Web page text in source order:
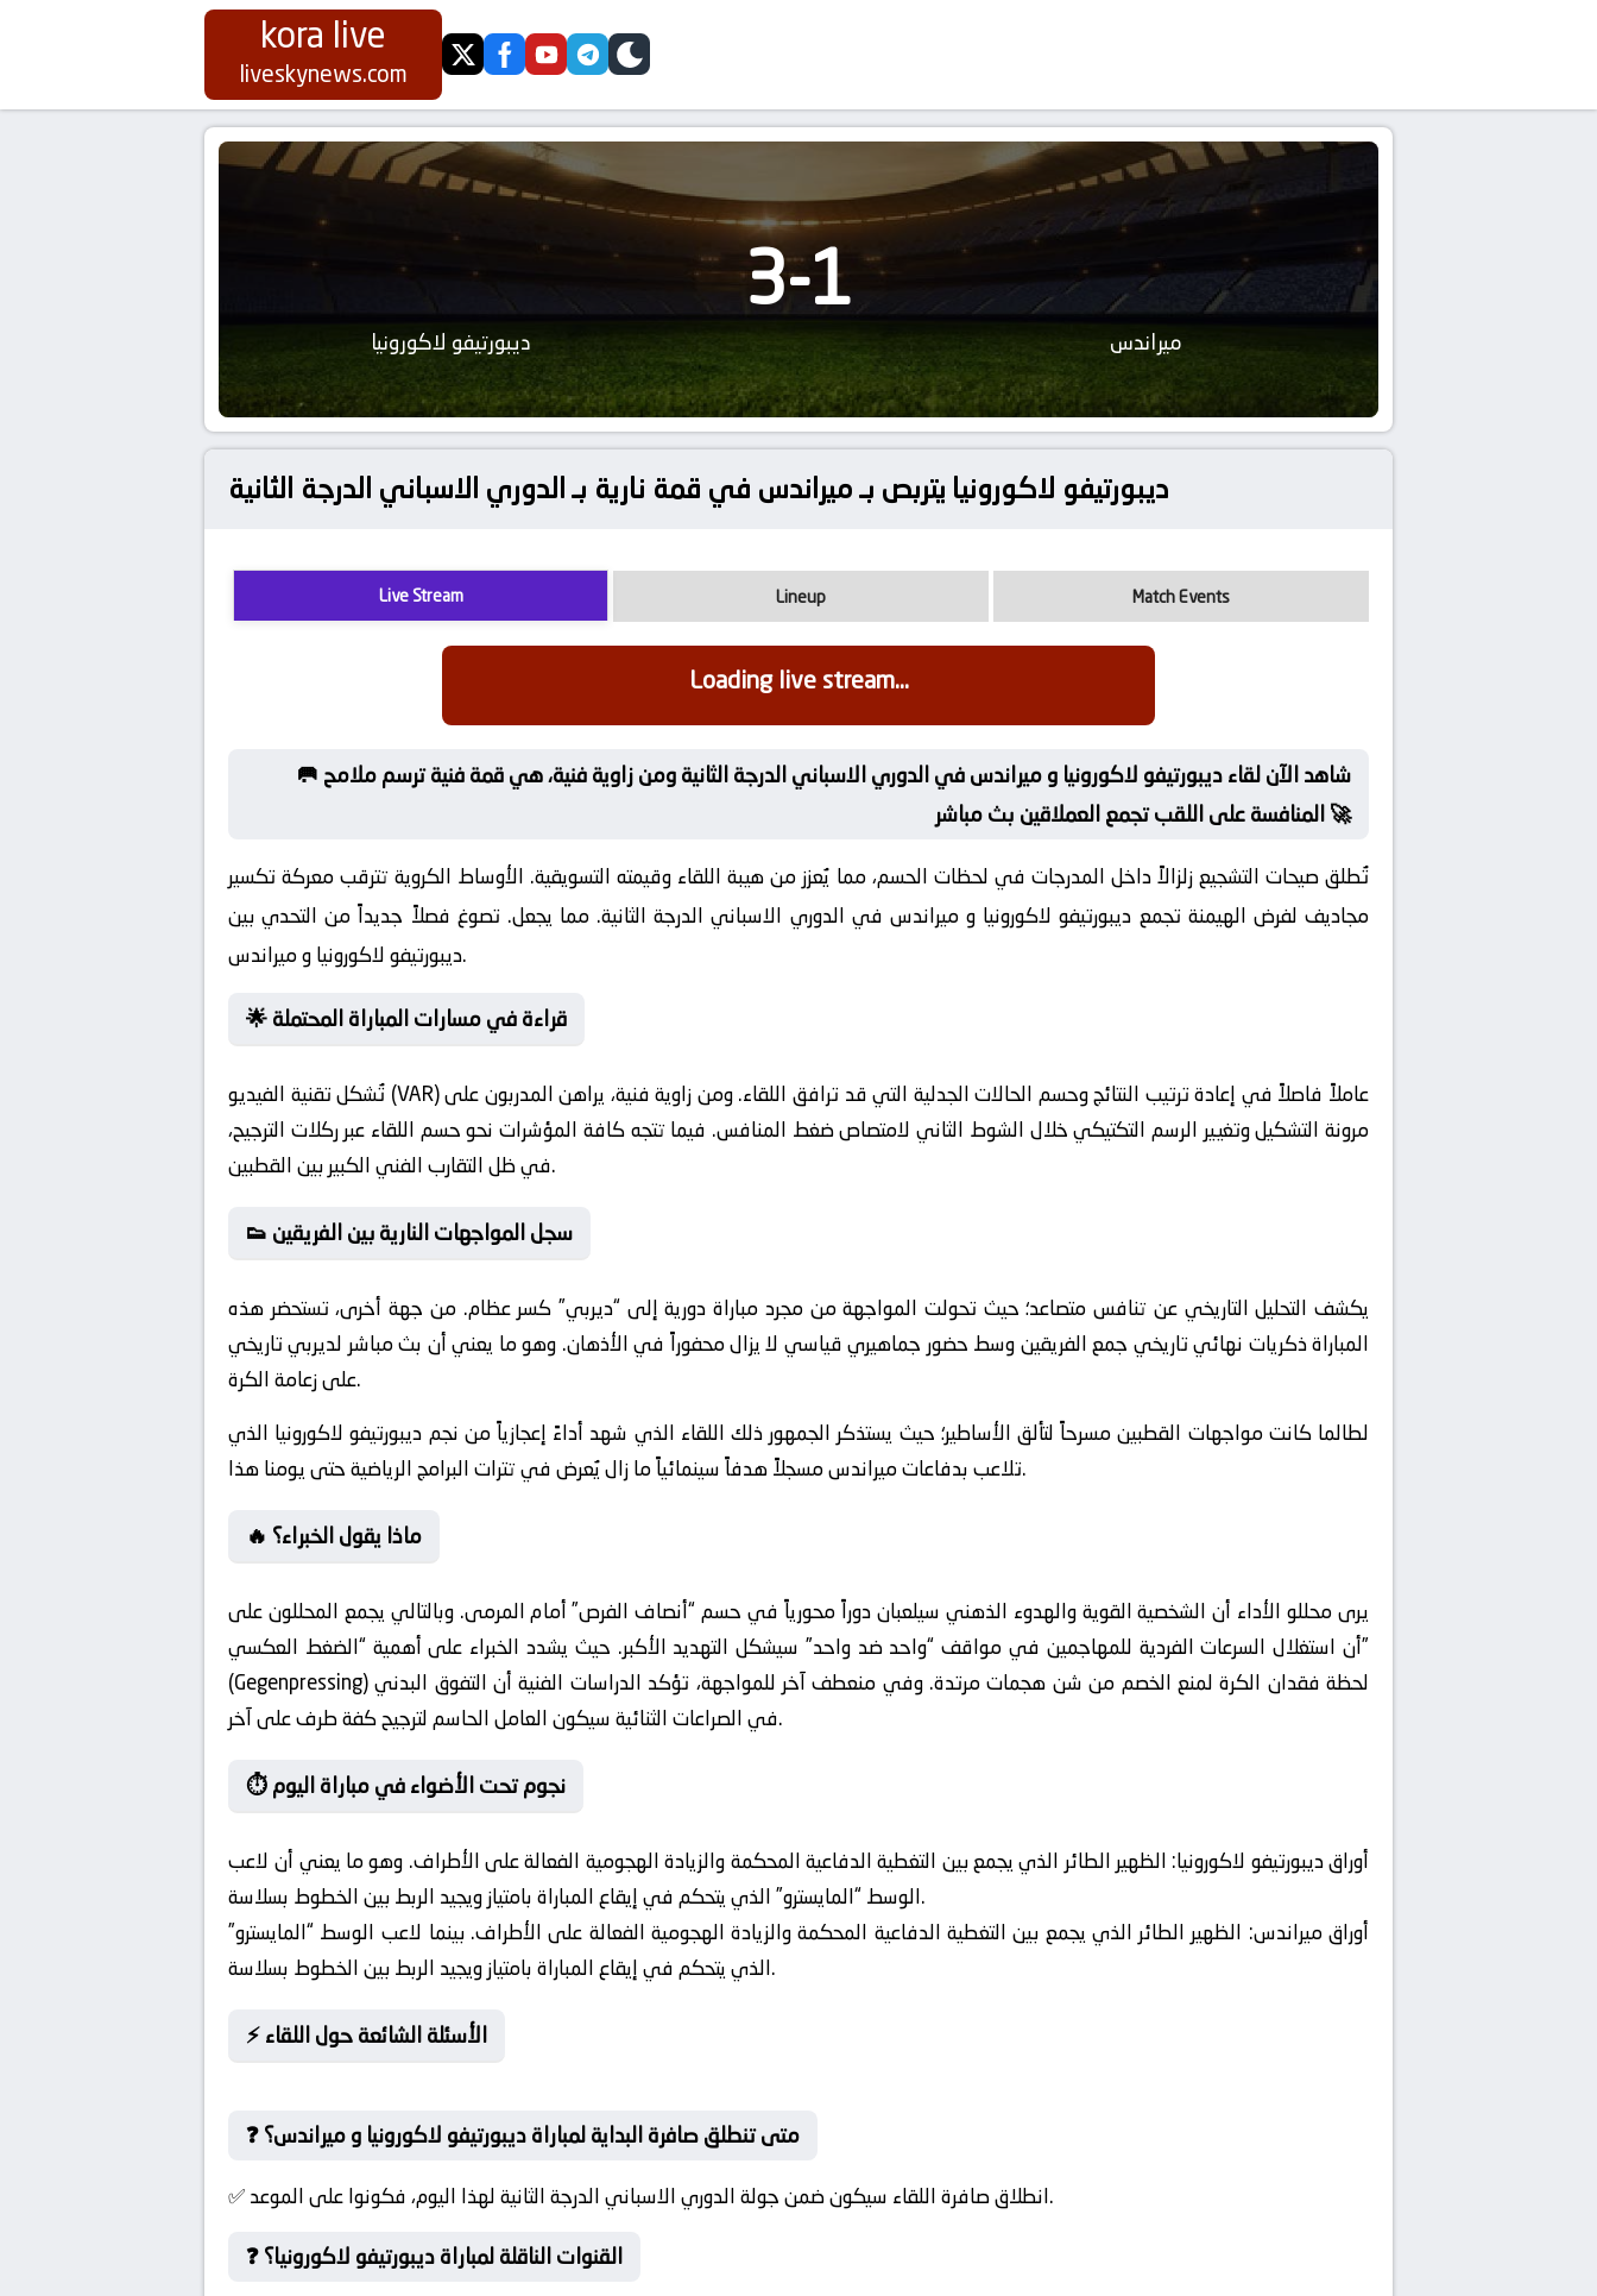
kora live
liveskynews.com twitterfacebookyoutubetelegram
skin
ديبورتيفو لاكورونيا
3-1
ميراندس
ديبورتيفو لاكورونيا يتربص بـ ميراندس في قمة نارية بـ الدوري الاسباني الدرجة الثانية
Live Stream Lineup Match Events
Loading live stream...
🥅 شاهد الآن لقاء ديبورتيفو لاكورونيا و ميراندس في الدوري الاسباني الدرجة الثانية ومن زاوية فنية، هي قمة فنية ترسم ملامح
المنافسة على اللقب تجمع العملاقين بث مباشر 🚀
تُطلق صيحات التشجيع زلزالاً داخل المدرجات في لحظات الحسم، مما يُعزز من هيبة اللقاء وقيمته التسويقية. الأوساط الكروية تترقب معركة تكسير
مجاديف لفرض الهيمنة تجمع ديبورتيفو لاكورونيا و ميراندس في الدوري الاسباني الدرجة الثانية. مما يجعل. تصوغ فصلاً جديداً من التحدي بين
ديبورتيفو لاكورونيا و ميراندس.
🌟 قراءة في مسارات المباراة المحتملة
تُشكل تقنية الفيديو (VAR) عاملاً فاصلاً في إعادة ترتيب النتائج وحسم الحالات الجدلية التي قد ترافق اللقاء. ومن زاوية فنية، يراهن المدربون على
مرونة التشكيل وتغيير الرسم التكتيكي خلال الشوط الثاني لامتصاص ضغط المنافس. فيما تتجه كافة المؤشرات نحو حسم اللقاء عبر ركلات الترجيح،
في ظل التقارب الفني الكبير بين القطبين.
👟 سجل المواجهات النارية بين الفريقين
يكشف التحليل التاريخي عن تنافس متصاعد؛ حيث تحولت المواجهة من مجرد مباراة دورية إلى “ديربي” كسر عظام. من جهة أخرى، تستحضر هذه
المباراة ذكريات نهائي تاريخي جمع الفريقين وسط حضور جماهيري قياسي لا يزال محفوراً في الأذهان. وهو ما يعني أن بث مباشر لديربي تاريخي
على زعامة الكرة.
لطالما كانت مواجهات القطبين مسرحاً لتألق الأساطير؛ حيث يستذكر الجمهور ذلك اللقاء الذي شهد أداءً إعجازياً من نجم ديبورتيفو لاكورونيا الذي
تلاعب بدفاعات ميراندس مسجلاً هدفاً سينمائياً ما زال يُعرض في تترات البرامج الرياضية حتى يومنا هذا.
🔥 ماذا يقول الخبراء؟
يرى محللو الأداء أن الشخصية القوية والهدوء الذهني سيلعبان دوراً محورياً في حسم “أنصاف الفرص” أمام المرمى. وبالتالي يجمع المحللون على
أن استغلال السرعات الفردية للمهاجمين في مواقف “واحد ضد واحد” سيشكل التهديد الأكبر. حيث يشدد الخبراء على أهمية “الضغط العكسي”
(Gegenpressing) لحظة فقدان الكرة لمنع الخصم من شن هجمات مرتدة. وفي منعطف آخر للمواجهة، تؤكد الدراسات الفنية أن التفوق البدني
في الصراعات الثنائية سيكون العامل الحاسم لترجيح كفة طرف على آخر.
⏱️ نجوم تحت الأضواء في مباراة اليوم
أوراق ديبورتيفو لاكورونيا: الظهير الطائر الذي يجمع بين التغطية الدفاعية المحكمة والزيادة الهجومية الفعالة على الأطراف. وهو ما يعني أن لاعب
الوسط “المايسترو” الذي يتحكم في إيقاع المباراة بامتياز ويجيد الربط بين الخطوط بسلاسة.
أوراق ميراندس: الظهير الطائر الذي يجمع بين التغطية الدفاعية المحكمة والزيادة الهجومية الفعالة على الأطراف. بينما لاعب الوسط “المايسترو”
الذي يتحكم في إيقاع المباراة بامتياز ويجيد الربط بين الخطوط بسلاسة.
⚡ الأسئلة الشائعة حول اللقاء
❓ متى تنطلق صافرة البداية لمباراة ديبورتيفو لاكورونيا و ميراندس؟
✅ انطلاق صافرة اللقاء سيكون ضمن جولة الدوري الاسباني الدرجة الثانية لهذا اليوم، فكونوا على الموعد.
❓ القنوات الناقلة لمباراة ديبورتيفو لاكورونيا؟